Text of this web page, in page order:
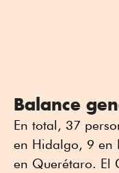
Balance
En total, 37
en Hidalgo, 9 en
en Querétaro. El